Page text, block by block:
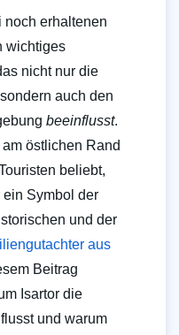
noch erhaltenen
wichtiges
nicht nur die
auch den
beeinflusst.
östlichen Rand
beliebt,
Symbol der
und der
aus
Beitrag
Isartor die
und warum